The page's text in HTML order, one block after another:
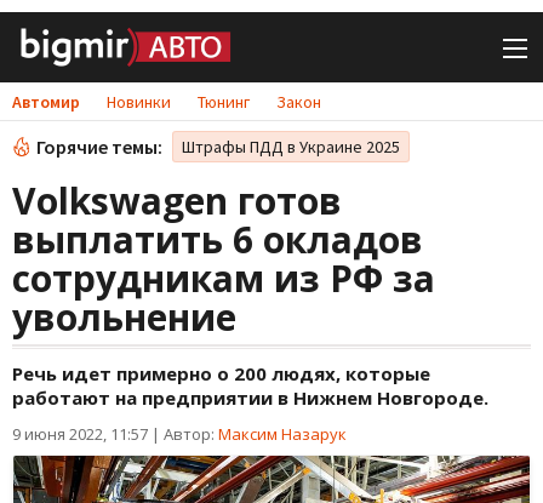
Автомир Новинки Тюнинг Закон
Горячие темы: Штрафы ПДД в Украине 2025
Volkswagen готов
выплатить 6 окладов
сотрудникам из РФ за
увольнение
Речь идет примерно о 200 людях, которые
работают на предприятии в Нижнем Новгороде.
9 июня 2022, 11:57 | Автор: Максим Назарук